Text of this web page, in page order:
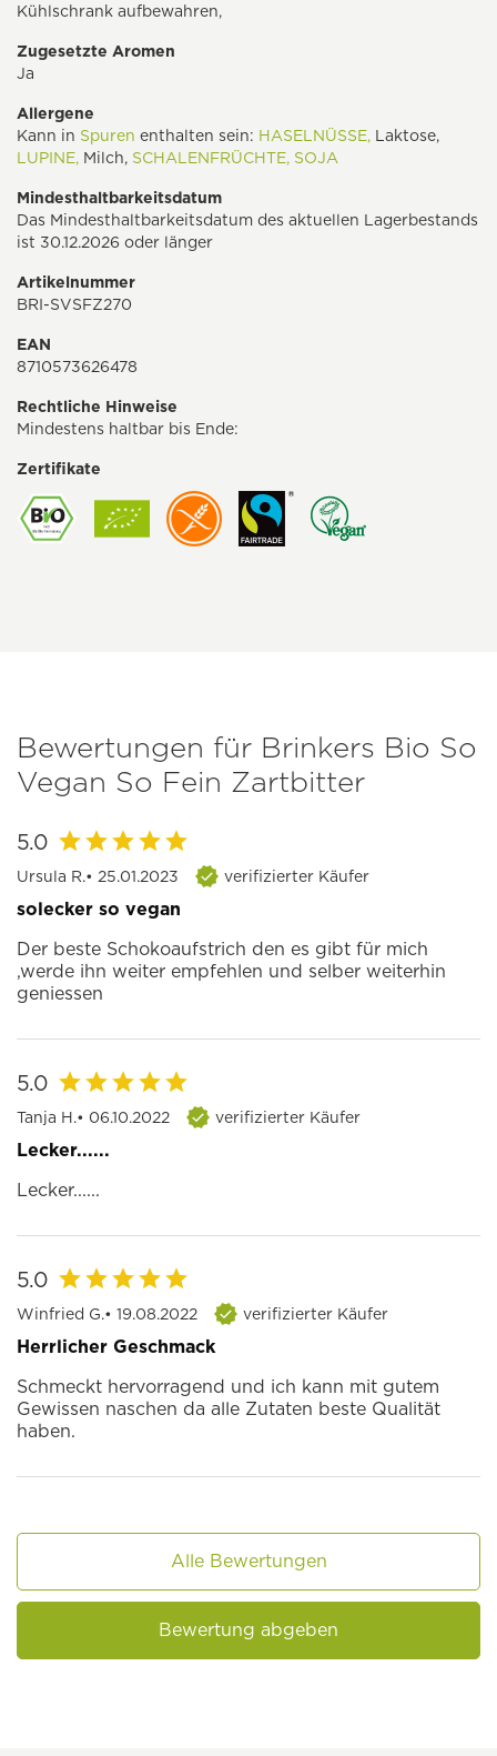
Kühlschrank aufbewahren,
Zugesetzte Aromen
Ja
Allergene
Kann in Spuren enthalten sein: HASELNÜSSE, Laktose,
LUPINE, Milch, SCHALENFRÜCHTE, SOJA
Mindesthaltbarkeitsdatum
Das Mindesthaltbarkeitsdatum des aktuellen Lagerbestands
ist 30.12.2026 oder länger
Artikelnummer
BRI-SVSFZ270
EAN
8710573626478
Rechtliche Hinweise
Mindestens haltbar bis Ende:
Zertifikate
Bewertungen für Brinkers Bio So
Vegan So Fein Zartbitter
5.0
Ursula R.• 25.01.2023 verifizierter Käufer
solecker so vegan
Der beste Schokoaufstrich den es gibt für mich
,werde ihn weiter empfehlen und selber weiterhin
geniessen
5.0
Tanja H.• 06.10.2022 verifizierter Käufer
Lecker......
Lecker......
5.0
Winfried G.• 19.08.2022 verifizierter Käufer
Herrlicher Geschmack
Schmeckt hervorragend und ich kann mit gutem
Gewissen naschen da alle Zutaten beste Qualität
haben.
Alle Bewertungen
Bewertung abgeben